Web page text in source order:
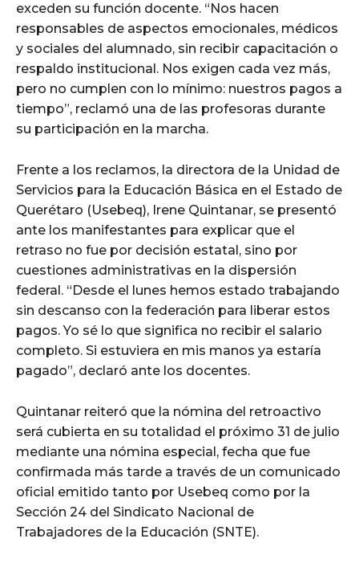
exceden su función docente. “Nos hacen
responsables de aspectos emocionales, médicos
y sociales del alumnado, sin recibir capacitación o
respaldo institucional. Nos exigen cada vez más,
pero no cumplen con lo mínimo: nuestros pagos a
tiempo”, reclamó una de las profesoras durante
su participación en la marcha.
Frente a los reclamos, la directora de la Unidad de
Servicios para la Educación Básica en el Estado de
Querétaro (Usebeq), Irene Quintanar, se presentó
ante los manifestantes para explicar que el
retraso no fue por decisión estatal, sino por
cuestiones administrativas en la dispersión
federal. “Desde el lunes hemos estado trabajando
sin descanso con la federación para liberar estos
pagos. Yo sé lo que significa no recibir el salario
completo. Si estuviera en mis manos ya estaría
pagado”, declaró ante los docentes.
Quintanar reiteró que la nómina del retroactivo
será cubierta en su totalidad el próximo 31 de julio
mediante una nómina especial, fecha que fue
confirmada más tarde a través de un comunicado
oficial emitido tanto por Usebeq como por la
Sección 24 del Sindicato Nacional de
Trabajadores de la Educación (SNTE).